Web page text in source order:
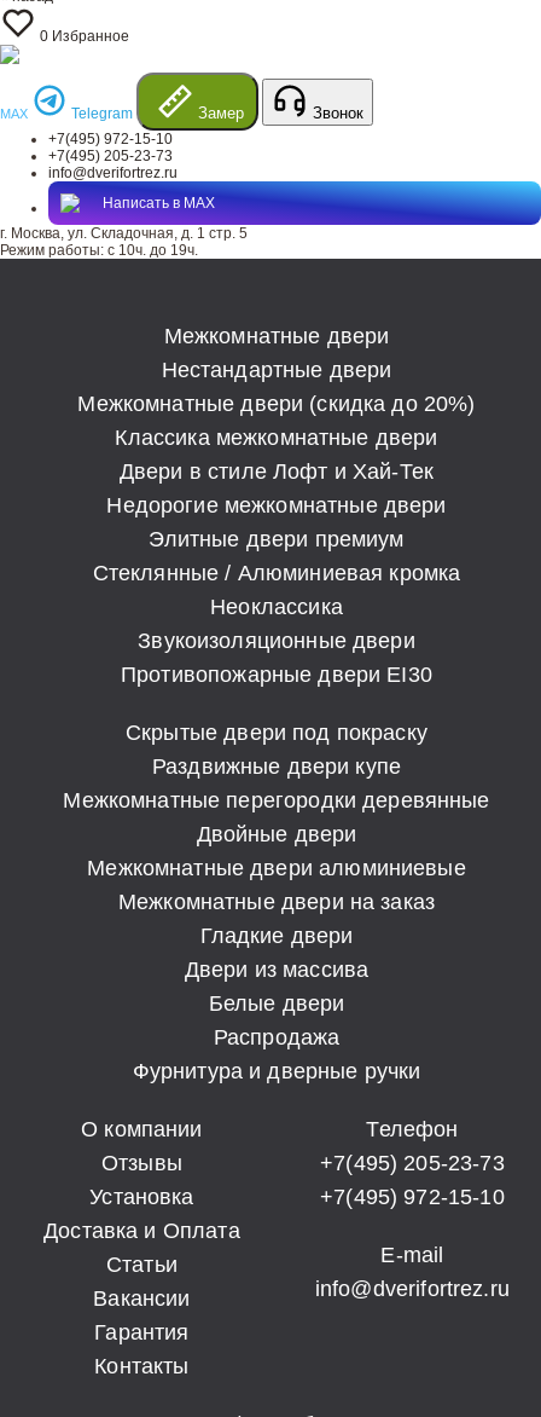
0 Избранное
MAX Telegram Замер Звонок
+7(495) 972-15-10
+7(495) 205-23-73
info@dverifortrez.ru
Написать в MAX
г. Москва, ул. Складочная, д. 1 стр. 5
Режим работы: с 10ч. до 19ч.
Межкомнатные двери
Нестандартные двери
Межкомнатные двери (скидка до 20%)
Классика межкомнатные двери
Двери в стиле Лофт и Хай-Тек
Недорогие межкомнатные двери
Элитные двери премиум
Стеклянные / Алюминиевая кромка
Неоклассика
Звукоизоляционные двери
Противопожарные двери EI30
Скрытые двери под покраску
Раздвижные двери купе
Межкомнатные перегородки деревянные
Двойные двери
Межкомнатные двери алюминиевые
Межкомнатные двери на заказ
Гладкие двери
Двери из массива
Белые двери
Распродажа
Фурнитура и дверные ручки
О компании
Отзывы
Установка
Доставка и Оплата
Статьи
Вакансии
Гарантия
Контакты
Телефон
+7(495) 205-23-73
+7(495) 972-15-10
E-mail
info@dverifortrez.ru